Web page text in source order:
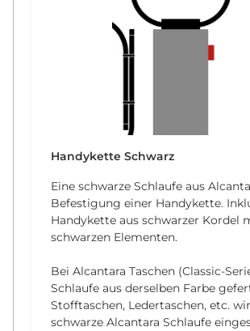
Handykette Schwarz
Eine schwarze Schlaufe aus
Befestigung einer Handykette.
Handykette aus schwarzer Kordel
schwarzen Elementen.
Bei Alcantara Taschen (Classic-
Schlaufe aus derselben Farbe
Stofftaschen, Ledertaschen, etc.
schwarze Alcantara Schlaufe